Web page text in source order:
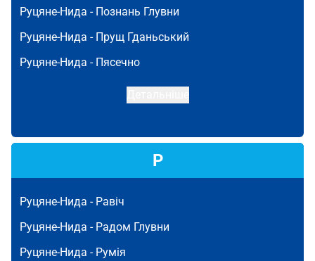
Руцяне-Нида - Познань Глувни
Руцяне-Нида - Прущ Гданьський
Руцяне-Нида - Пясечно
Р
Руцяне-Нида - Равіч
Руцяне-Нида - Радом Глувни
Руцяне-Нида - Румія